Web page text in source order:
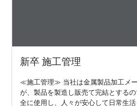
新卒 施工管理
≪施工管理≫ 当社は金属製品加工メ
が、製品を製造し販売て完結とする
全に使用し、人々が安心して日常生